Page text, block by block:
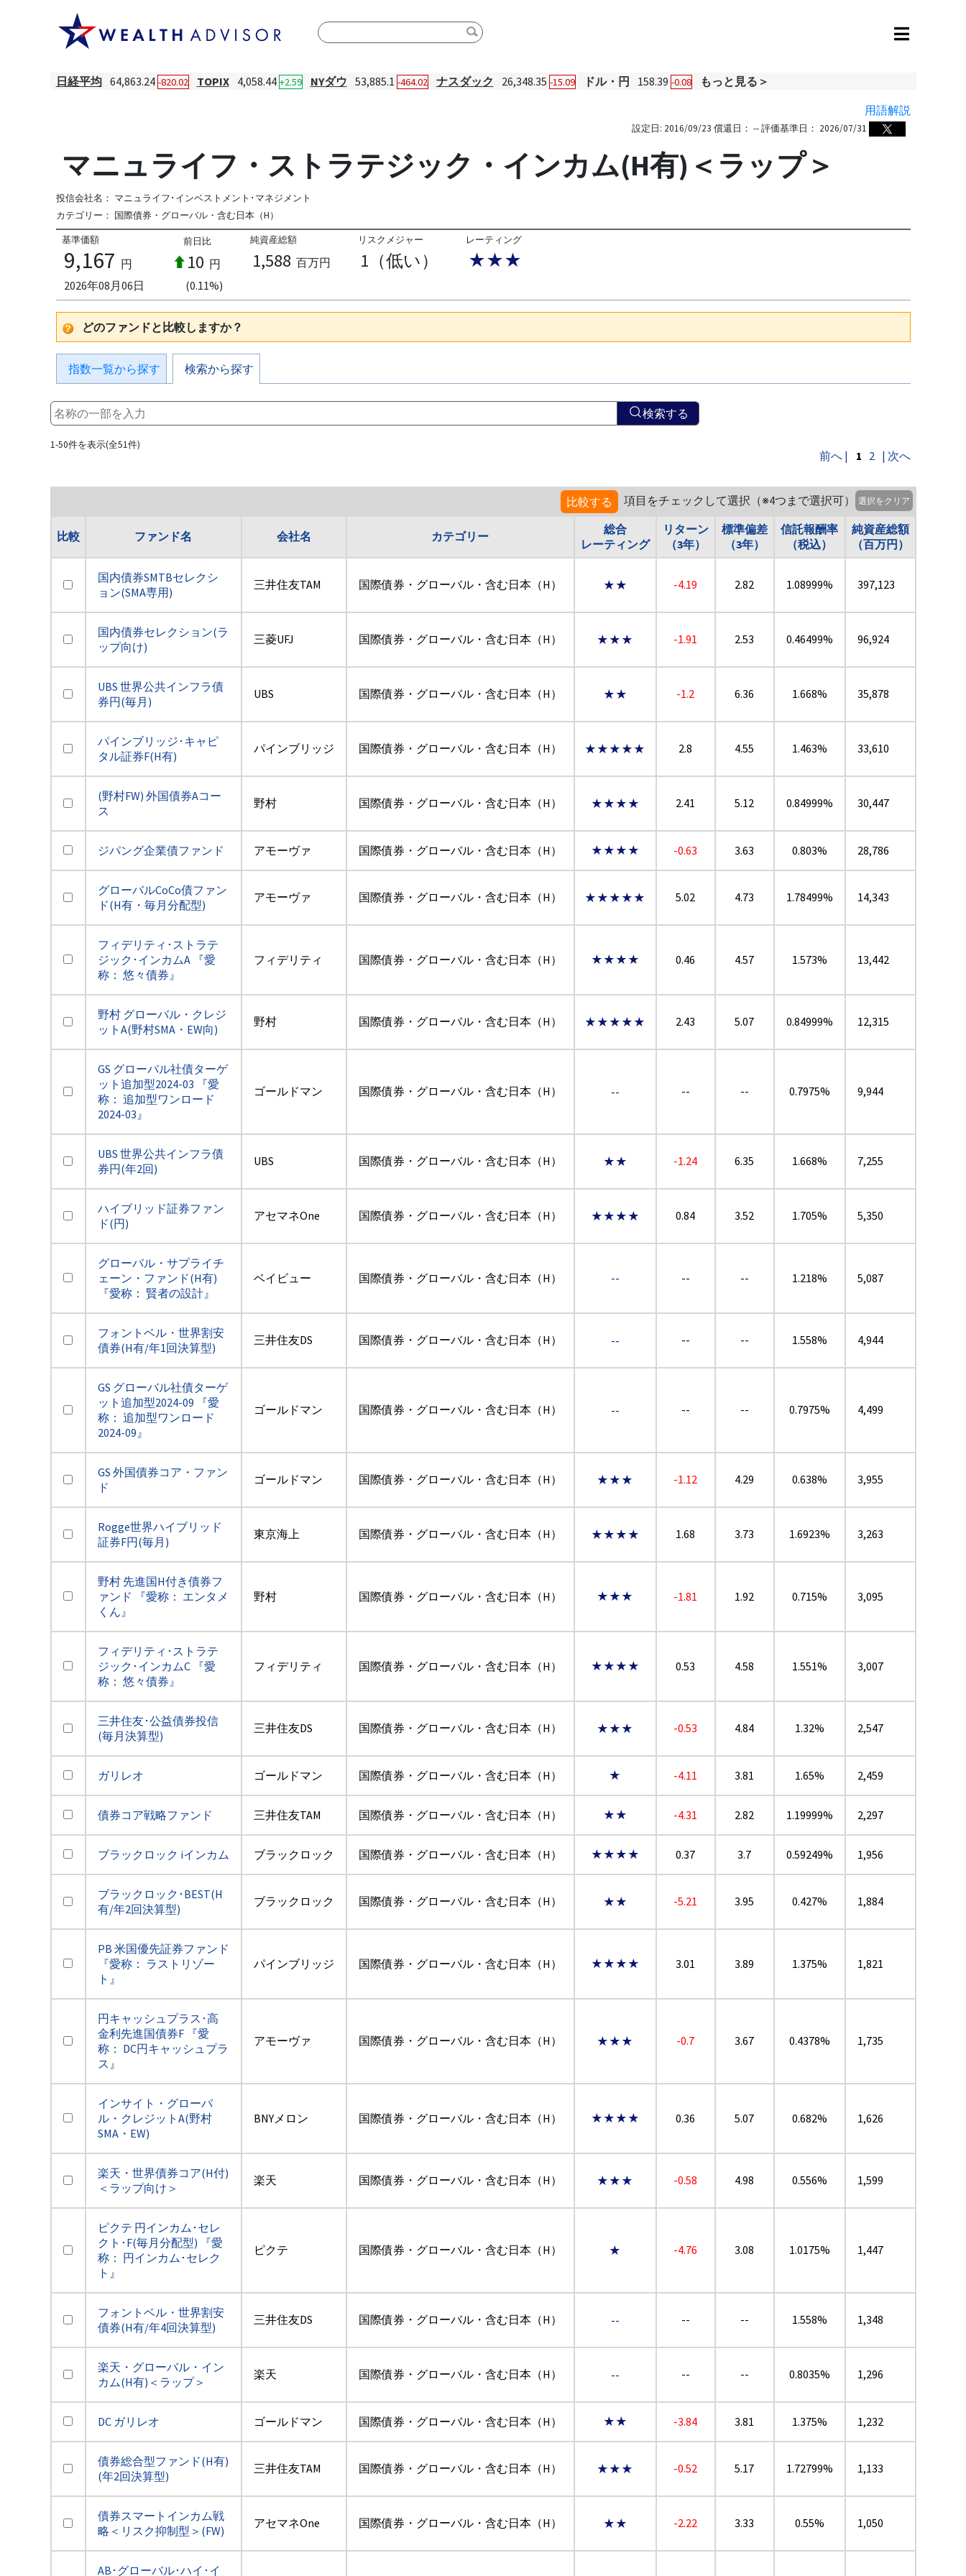
日経平均 64,863.24 -820.02 TOPIX 4,058.44 +2.59 NYダウ 53,885.1 -464.02 ナスダック 26,348.35 -15.09 ドル・円 158.39 -0.08
もっと見る＞
用語解説
設定日: 2016/09/23 償還日： -- 評価基準日： 2026/07/31
マニュライフ・ストラテジック・インカム(H有)＜ラップ＞
投信会社名： マニュライフ･インベストメント･マネジメント
カテゴリー： 国際債券・グローバル・含む日本（H）
基準価額
9,167 円
2026年08月06日
前日比
10 円
(0.11%)
純資産総額
1,588 百万円
リスクメジャー
1（低い）
レーティング
★★★
どのファンドと比較しますか？
指数一覧から探す 検索から探す
検索する
1-50件を表示(全51件)
前へ | 1 2 | 次へ
比較する 項目をチェックして選択（※4つまで選択可） 選択をクリア
比較 ファンド名 会社名 カテゴリー
総合
レーティング
リターン
（3年）
標準偏差
（3年）
信託報酬率
（税込）
純資産総額
（百万円）
国内債券SMTBセレクシ
ョン(SMA専用)
三井住友TAM 国際債券・グローバル・含む日本（H） ★★ -4.19 2.82 1.08999% 397,123
国内債券セレクション(ラ
ップ向け)
三菱UFJ 国際債券・グローバル・含む日本（H） ★★★ -1.91 2.53 0.46499% 96,924
UBS 世界公共インフラ債
券円(毎月)
UBS 国際債券・グローバル・含む日本（H） ★★ -1.2 6.36 1.668% 35,878
パインブリッジ･キャピ
タル証券F(H有)
パインブリッジ 国際債券・グローバル・含む日本（H） ★★★★★ 2.8 4.55 1.463% 33,610
(野村FW) 外国債券Aコー
ス
野村 国際債券・グローバル・含む日本（H） ★★★★ 2.41 5.12 0.84999% 30,447
ジパング企業債ファンド アモーヴァ 国際債券・グローバル・含む日本（H） ★★★★ -0.63 3.63 0.803% 28,786
グローバルCoCo債ファン
ド(H有・毎月分配型)
アモーヴァ 国際債券・グローバル・含む日本（H） ★★★★★ 5.02 4.73 1.78499% 14,343
フィデリティ･ストラテ
ジック･インカムA 『愛
称： 悠々債券』
フィデリティ 国際債券・グローバル・含む日本（H） ★★★★ 0.46 4.57 1.573% 13,442
野村 グローバル・クレジ
ットA(野村SMA・EW向)
野村 国際債券・グローバル・含む日本（H） ★★★★★ 2.43 5.07 0.84999% 12,315
GS グローバル社債ターゲ
ット追加型2024-03 『愛
称： 追加型ワンロード
2024-03』
ゴールドマン 国際債券・グローバル・含む日本（H） -- -- -- 0.7975% 9,944
UBS 世界公共インフラ債
券円(年2回)
UBS 国際債券・グローバル・含む日本（H） ★★ -1.24 6.35 1.668% 7,255
ハイブリッド証券ファン
ド(円)
アセマネOne 国際債券・グローバル・含む日本（H） ★★★★ 0.84 3.52 1.705% 5,350
グローバル・サプライチ
ェーン・ファンド(H有)
『愛称： 賢者の設計』
ベイビュー 国際債券・グローバル・含む日本（H） -- -- -- 1.218% 5,087
フォントベル・世界割安
債券(H有/年1回決算型)
三井住友DS 国際債券・グローバル・含む日本（H） -- -- -- 1.558% 4,944
GS グローバル社債ターゲ
ット追加型2024-09 『愛
称： 追加型ワンロード
2024-09』
ゴールドマン 国際債券・グローバル・含む日本（H） -- -- -- 0.7975% 4,499
GS 外国債券コア・ファン
ド
ゴールドマン 国際債券・グローバル・含む日本（H） ★★★ -1.12 4.29 0.638% 3,955
Rogge世界ハイブリッド
証券F円(毎月)
東京海上 国際債券・グローバル・含む日本（H） ★★★★ 1.68 3.73 1.6923% 3,263
野村 先進国H付き債券フ
ァンド 『愛称： エンタメ
くん』
野村 国際債券・グローバル・含む日本（H） ★★★ -1.81 1.92 0.715% 3,095
フィデリティ･ストラテ
ジック･インカムC 『愛
称： 悠々債券』
フィデリティ 国際債券・グローバル・含む日本（H） ★★★★ 0.53 4.58 1.551% 3,007
三井住友･公益債券投信
(毎月決算型)
三井住友DS 国際債券・グローバル・含む日本（H） ★★★ -0.53 4.84 1.32% 2,547
ガリレオ ゴールドマン 国際債券・グローバル・含む日本（H） ★ -4.11 3.81 1.65% 2,459
債券コア戦略ファンド 三井住友TAM 国際債券・グローバル・含む日本（H） ★★ -4.31 2.82 1.19999% 2,297
ブラックロック iインカム ブラックロック 国際債券・グローバル・含む日本（H） ★★★★ 0.37 3.7 0.59249% 1,956
ブラックロック･BEST(H
有/年2回決算型)
ブラックロック 国際債券・グローバル・含む日本（H） ★★ -5.21 3.95 0.427% 1,884
PB 米国優先証券ファンド
『愛称： ラストリゾー
ト』
パインブリッジ 国際債券・グローバル・含む日本（H） ★★★★ 3.01 3.89 1.375% 1,821
円キャッシュプラス･高
金利先進国債券F 『愛
称： DC円キャッシュプラ
ス』
アモーヴァ 国際債券・グローバル・含む日本（H） ★★★ -0.7 3.67 0.4378% 1,735
インサイト・グローバ
ル・クレジットA(野村
SMA・EW)
BNYメロン 国際債券・グローバル・含む日本（H） ★★★★ 0.36 5.07 0.682% 1,626
楽天・世界債券コア(H付)
＜ラップ向け＞
楽天 国際債券・グローバル・含む日本（H） ★★★ -0.58 4.98 0.556% 1,599
ピクテ 円インカム･セレ
クト･F(毎月分配型) 『愛
称： 円インカム･セレク
ト』
ピクテ 国際債券・グローバル・含む日本（H） ★ -4.76 3.08 1.0175% 1,447
フォントベル・世界割安
債券(H有/年4回決算型)
三井住友DS 国際債券・グローバル・含む日本（H） -- -- -- 1.558% 1,348
楽天・グローバル・イン
カム(H有)＜ラップ＞
楽天 国際債券・グローバル・含む日本（H） -- -- -- 0.8035% 1,296
DC ガリレオ ゴールドマン 国際債券・グローバル・含む日本（H） ★★ -3.84 3.81 1.375% 1,232
債券総合型ファンド(H有)
(年2回決算型)
三井住友TAM 国際債券・グローバル・含む日本（H） ★★★ -0.52 5.17 1.72799% 1,133
債券スマートインカム戦
略＜リスク抑制型＞(FW)
アセマネOne 国際債券・グローバル・含む日本（H） ★★ -2.22 3.33 0.55% 1,050
AB･グローバル･ハイ･イ